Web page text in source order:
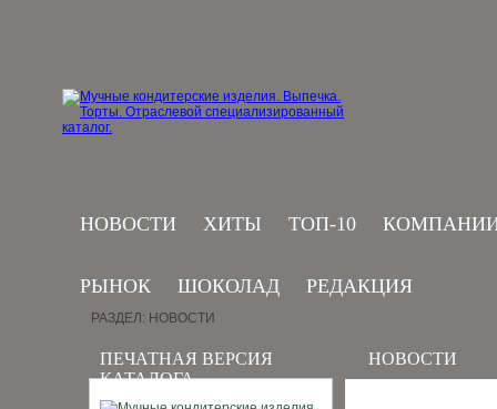
НОВОСТИ ХИТЫ ТОП-10
РЫНОК ШОКОЛАД РЕДАКЦИЯ
ПЕЧАТНАЯ ВЕРСИЯ
КАТАЛОГА
РАЗДЕЛ: НОВОСТИ
НОВОСТИ